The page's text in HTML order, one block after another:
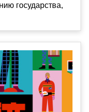
государства,